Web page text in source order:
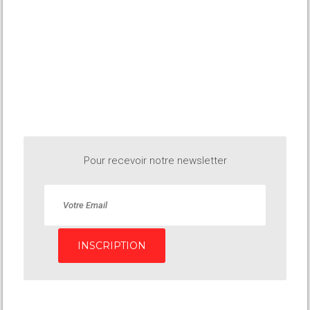
Pour recevoir notre newsletter
INSCRIPTION